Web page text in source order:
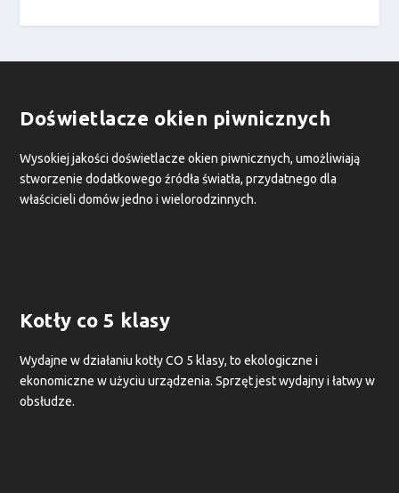
Doświetlacze okien piwnicznych
Wysokiej jakości doświetlacze okien piwnicznych, umożliwiają
stworzenie dodatkowego źródła światła, przydatnego dla
właścicieli domów jedno i wielorodzinnych.
Kotły co 5 klasy
Wydajne w działaniu kotły CO 5 klasy, to ekologiczne i
ekonomiczne w użyciu urządzenia. Sprzęt jest wydajny i łatwy w
obsłudze.